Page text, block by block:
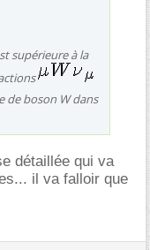
supérieure à la
de boson W dans
détaillée qui va
il va falloir que